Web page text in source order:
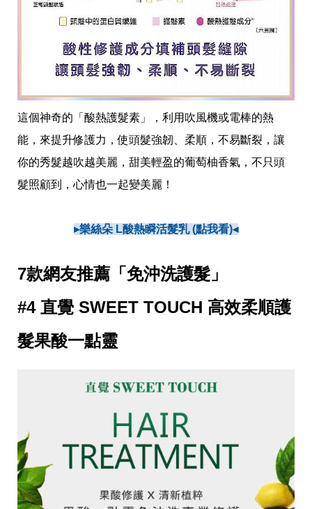
這個神奇的「酸熱護髮素」，利用吹風機或電棒的熱
能，來提升修護力，使頭髮強韌、柔順，不易斷裂，讓
你的秀髮越吹越美麗，甜美輕盈的葡萄柚香氣，不只頭
髮照顧到，心情也一起變美麗！
▸樂絲朵 L酸熱瞬活髮乳 (點我看)◂
7款網友推薦「免沖洗護髮」
#4 直覺 SWEET TOUCH 高效柔順護
髮果酸一點靈